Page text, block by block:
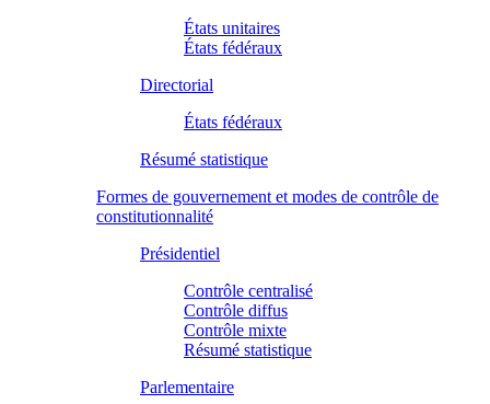
États unitaires
États fédéraux
Directorial
États fédéraux
Résumé statistique
Formes de gouvernement et modes de contrôle de
constitutionnalité
Présidentiel
Contrôle centralisé
Contrôle diffus
Contrôle mixte
Résumé statistique
Parlementaire